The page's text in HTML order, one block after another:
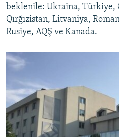
beklenile: Ukraina, Türkiye,
Qırğızistan, Litvaniya,
Rusiye, AQŞ ve Kanada.